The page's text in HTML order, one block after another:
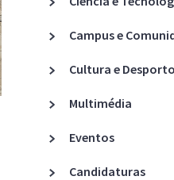
Acreditações
Campus e
Cultura e Desporto
Multimédia
Eventos
Candidaturas